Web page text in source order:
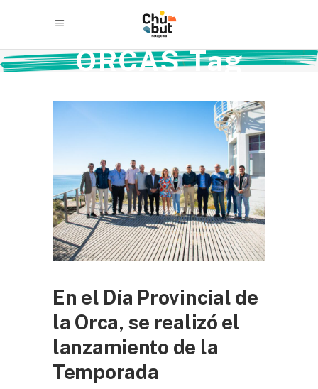
ORCAS Tag
En el Día Provincial de
la Orca, se realizó el
lanzamiento de la
Temporada